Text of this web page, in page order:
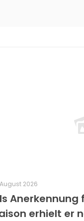
2026
Anerkennung
erhielt er